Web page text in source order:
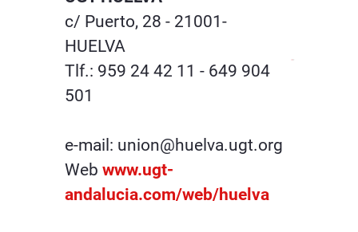
c/ Puerto, 28 - 21001-
HUELVA
Tlf.: 959 24 42 11 - 649 904
501
e-mail: union@huelva.ugt.org
Web www.ugt-
andalucia.com/web/huelva